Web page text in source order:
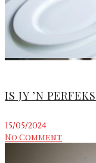
IS JY ’N
15/05/2024
No Comment